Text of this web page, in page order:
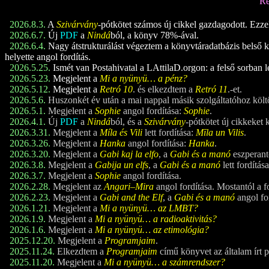
2026.8.3. A Szivárvány-pótkötet számos új cikkel gazdagodott.
2026.6.7. Új PDF a Nindából, a könyv 78%-ával.
2026.6.4. Nagy átstrukturálást végeztem a könyvtáradatbázis
helyette angol fordítás.
2026.5.25. Ismét van Postahivatal a LAttilaD.orgon: a felső sorban
2026.5.23. Megjelent a Mi a nyünyü… a pénz?
2026.5.12. Megjelent a Retró 10. és elkezdtem a Retró 11.-et.
2026.5.6. Huszonkét év után a mai nappal másik szolgáltatóhoz
2026.5.1. Megjelent a Sophie angol fordítása: Sophie.
2026.4.1. Új PDF a Nindából, és a Szivárvány-pótkötet új cikkeket
2026.3.31. Megjelent a Míla és Vili lett fordítása: Mīla un Vilis.
2026.3.26. Megjelent a Hanka angol fordítása: Hanka.
2026.3.20. Megjelent a Gabi kaj la elfo, a Gabi és a manó
2026.3.8. Megjelent a Gabija un elfs, a Gabi és a manó lett
2026.3.7. Megjelent a Sophie angol fordítása.
2026.2.28. Megjelent az Angari–Mira angol fordítása. Mostantól a
2026.2.23. Megjelent a Gabi and the Elf, a Gabi és a manó angol
2026.1.21. Megjelent a Mi a nyünyü… az LMBT?
2026.1.9. Megjelent a Mi a nyünyü… a radioaktivitás?
2026.1.6. Megjelent a Mi a nyünyü… az etimológia?
2025.12.20. Megjelent a Programjaim.
2025.11.24. Elkezdtem a Programjaim című könyvet az általam írt
2025.11.20. Megjelent a Mi a nyünyü… a számrendszer?